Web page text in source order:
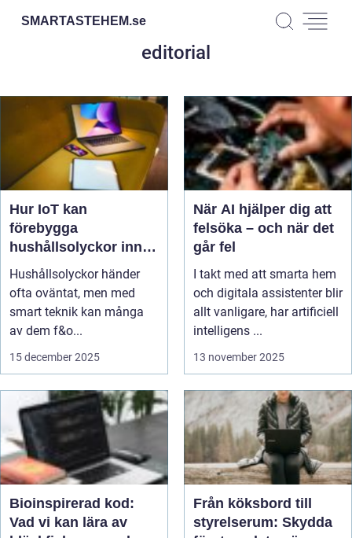
SMARTASTEHEM.se
editorial
Hur IoT kan
förebygga
hushållsolyckor innan
de inträffar
Hushållsolyckor händer
ofta oväntat, men med
smart teknik kan många
av dem f&o...
15 december 2025
När AI hjälper dig att
felsöka – och när det
går fel
I takt med att smarta hem
och digitala assistenter blir
allt vanligare, har artificiell
intelligens ...
13 november 2025
Bioinspirerad kod:
Vad vi kan lära av
Från köksbord till
styrelserum: Skydda